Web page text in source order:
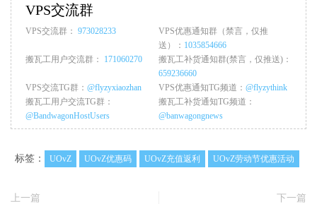
VPS交流群
VPS交流群： 973028233
VPS优惠通知群（禁言，仅推
送）： 1035854666
搬瓦工用户交流群： 171060270
搬瓦工补货通知群(禁言，仅推送)：
659236660
VPS交流TG群： @flyzyxiaozhan VPS优惠通知TG频道： @flyzythink
搬瓦工用户交流TG群：
@BandwagonHostUsers
搬瓦工补货通知TG频道：
@banwagongnews
标签： UOvZ UOvZ优惠码 UOvZ充值返利 UOvZ劳动节优惠活动
上一篇
下一篇